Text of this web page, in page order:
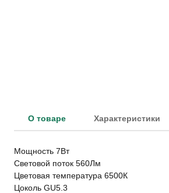
О товаре Характеристики
Мощность 7Вт
Световой поток 560Лм
Цветовая температура 6500К
Цоколь GU5.3